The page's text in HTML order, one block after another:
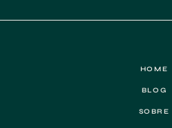
HOME
BLOG
SOBRE